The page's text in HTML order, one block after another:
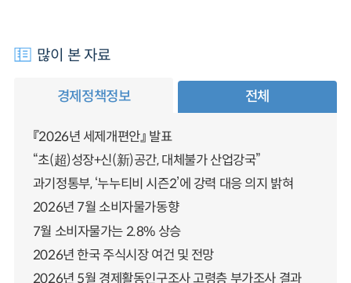
많이 본 자료
경제정책정보 전체
『2026년 세제개편안』 발표
“초(超)성장+신(新)공간, 대체불가 산업강국”
과기정통부, ‘누누티비 시즌2’에 강력 대응 의지 밝혀
2026년 7월 소비자물가동향
7월 소비자물가는 2.8% 상승
2026년 한국 주식시장 여건 및 전망
2026년 5월 경제활동인구조사 고령층 부가조사 결과